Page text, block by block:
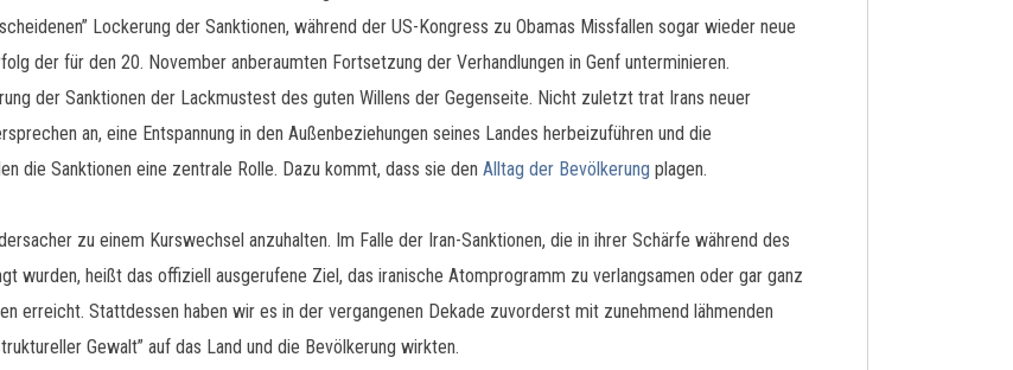
Lockerung der Sanktionen, während der US-Kongress zu Obamas Missfallen sogar wieder neue
der für den 20. November anberaumten Fortsetzung der Verhandlungen in Genf unterminieren.
der Sanktionen der Lackmustest des guten Willens der Gegenseite. Nicht zuletzt trat Irans neuer
an, eine Entspannung in den Außenbeziehungen seines Landes herbeizuführen und die
die Sanktionen eine zentrale Rolle. Dazu kommt, dass sie den Alltag der Bevölkerung plagen.
zu einem Kurswechsel anzuhalten. Im Falle der Iran-Sanktionen, die in ihrer Schärfe während des
wurden, heißt das offiziell ausgerufene Ziel, das iranische Atomprogramm zu verlangsamen oder gar ganz
erreicht. Stattdessen haben wir es in der vergangenen Dekade zuvorderst mit zunehmend lähmenden
Gewalt” auf das Land und die Bevölkerung wirkten.